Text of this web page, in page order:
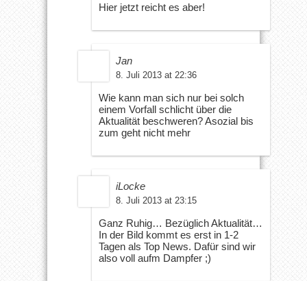
Hier jetzt reicht es aber!
Jan
8. Juli 2013 at 22:36
Wie kann man sich nur bei solch
einem Vorfall schlicht über die
Aktualität beschweren? Asozial bis
zum geht nicht mehr
iLocke
8. Juli 2013 at 23:15
Ganz Ruhig… Bezüglich Aktualität…
In der Bild kommt es erst in 1-2
Tagen als Top News. Dafür sind wir
also voll aufm Dampfer ;)